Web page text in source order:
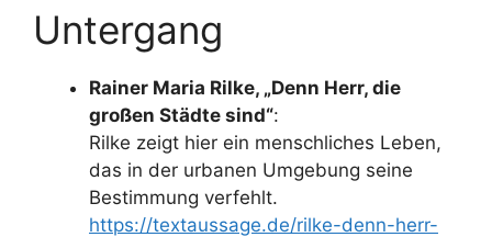
Untergang
Rainer Maria Rilke, „Denn Herr, die
großen Städte sind“:
Rilke zeigt hier ein menschliches Leben,
das in der urbanen Umgebung seine
Bestimmung verfehlt.
https://textaussage.de/rilke-denn-herr-